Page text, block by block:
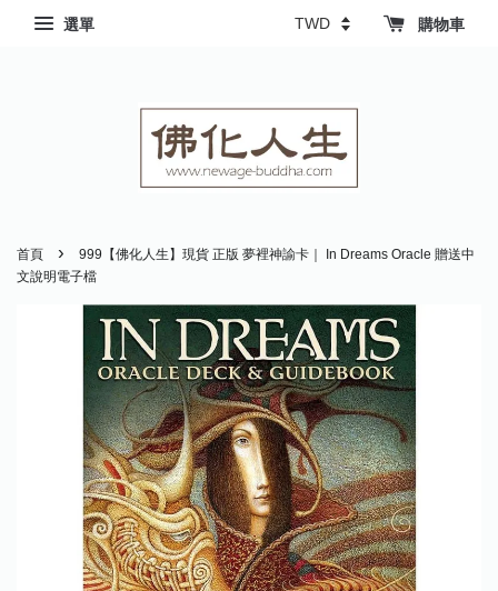
選單 購物車
首頁 ›
999【佛化人生】現貨 正版 夢裡神諭卡｜ In Dreams Oracle 贈送中
文說明電子檔